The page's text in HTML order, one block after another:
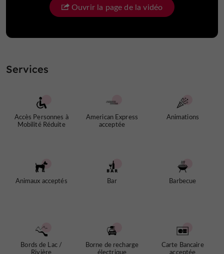
Ouvrir la page de la vidéo
Services
Accès Personnes à
Mobilité Réduite
American Express
acceptée
Animations
Animaux acceptés Bar Barbecue
Bords de Lac /
Rivière
Borne de recharge
électrique
Carte Bancaire
acceptée